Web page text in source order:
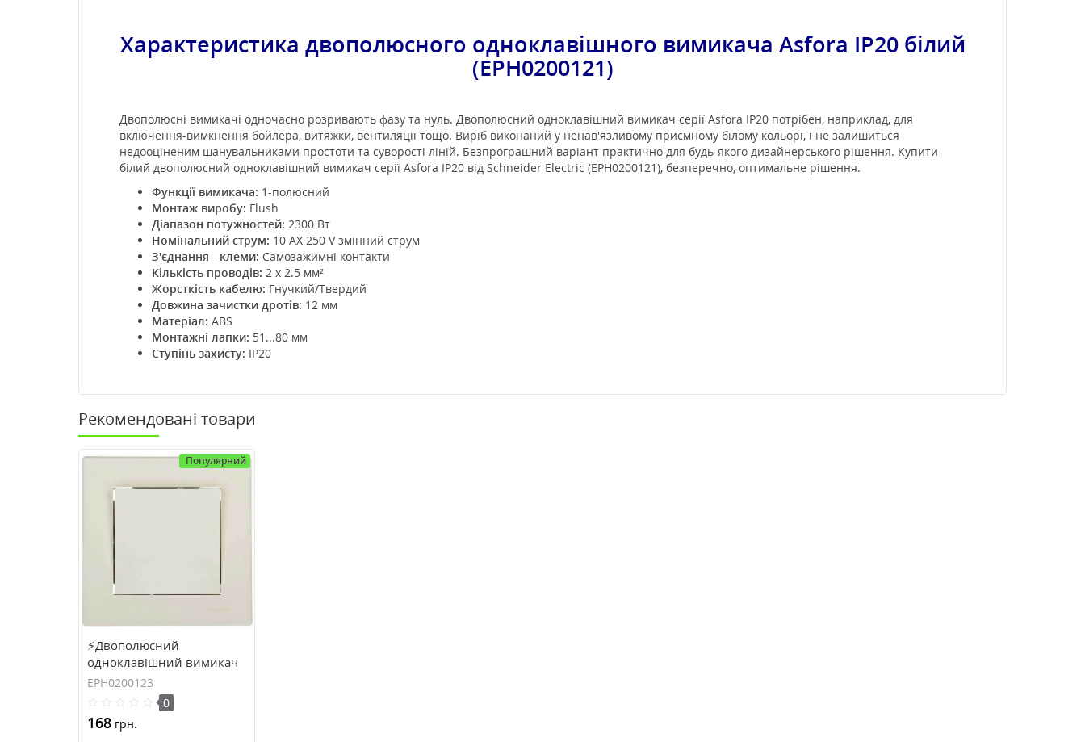
Характеристика двополюсного одноклавішного вимикача Asfora IP20 білий
(EPH0200121)
Двополюсні вимикачі одночасно розривають фазу та нуль. Двополюсний одноклавішний вимикач серії Asfora IP20 потрібен, наприклад, для
включення-вимкнення бойлера, витяжки, вентиляції тощо. Виріб виконаний у ненав'язливому приємному білому кольорі, і не залишиться
недооціненим шанувальниками простоти та суворості ліній. Безпрограшний варіант практично для будь-якого дизайнерського рішення. Купити
білий двополюсний одноклавішний вимикач серії Asfora IP20 від Schneider Electric (EPH0200121), безперечно, оптимальне рішення.
Функції вимикача: 1-полюсний
Монтаж виробу: Flush
Діапазон потужностей: 2300 Вт
Номінальний струм: 10 AX 250 V змінний струм
З'єднання - клеми: Самозажимні контакти
Кількість проводів: 2 x 2.5 мм²
Жорсткість кабелю: Гнучкий/Твердий
Довжина зачистки дротів: 12 мм
Матеріал: ABS
Монтажні лапки: 51...80 мм
Ступінь захисту: IP20
Рекомендовані товари
Популярний
⚡Двополюсний
одноклавішний вимикач
Asfora IP20 кремовий
(EPH0200123)
EPH0200123
0
168 грн.